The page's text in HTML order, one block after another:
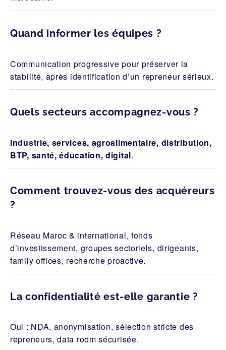
Quand informer les équipes ?
Communication progressive pour préserver la
stabilité, après identification d’un repreneur sérieux.
Quels secteurs accompagnez-vous ?
Industrie, services, agroalimentaire, distribution,
BTP, santé, éducation, digital.
Comment trouvez-vous des acquéreurs
?
Réseau Maroc & international, fonds
d’investissement, groupes sectoriels, dirigeants,
family offices, recherche proactive.
La confidentialité est-elle garantie ?
Oui : NDA, anonymisation, sélection stricte des
repreneurs, data room sécurisée.